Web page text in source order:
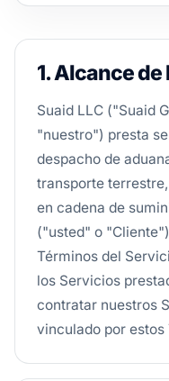
1. Alcance
Suaid LLC ("Suaid
"nuestro") presta
despacho de
transporte
en cadena de
("usted" o
Términos del
los Servicios
contratar nuestros
vinculado por estos